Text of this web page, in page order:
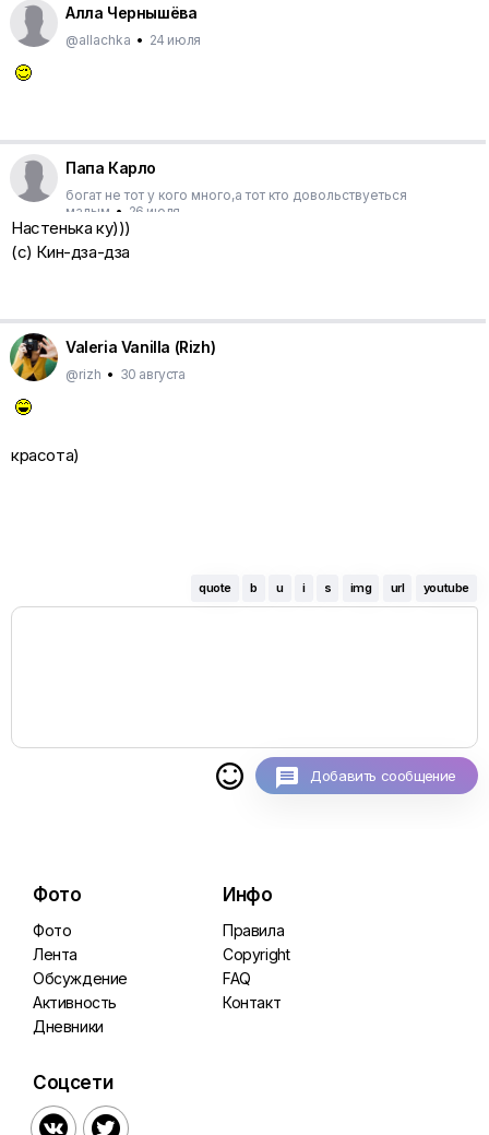
Алла Чернышёва
@allachka • 24 июля
Папа Карло
богат не тот у кого много,а тот кто довольствуеться
малым • 26 июля
Настенька ку)))
(с) Кин-дза-дза
Valeria Vanilla (Rizh)
@rizh • 30 августа
красота)
quote b u i s img url youtube
 Добавить сообщение
Фото
Фото
Лента
Обсуждение
Активность
Дневники
Инфо
Правила
Copyright
FAQ
Контакт
Соцсети
 